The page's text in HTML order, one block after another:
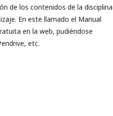
de los contenidos de la disciplina
En este llamado el Manual
en la web, pudiéndose
etc.